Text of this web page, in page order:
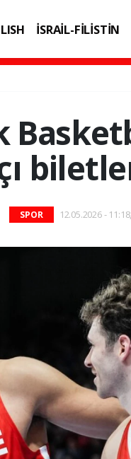
İSRAİL-FİLİSTİN
SPOR 12.05.2026 -